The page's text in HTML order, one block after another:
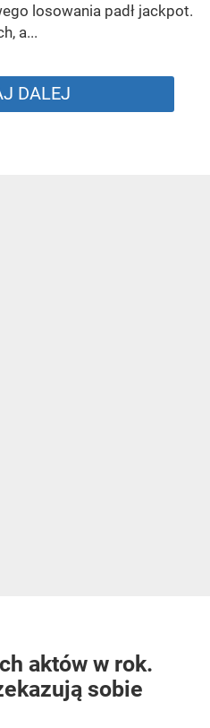
losowania padł jackpot.
a...
DALEJ
aktów w rok.
sobie